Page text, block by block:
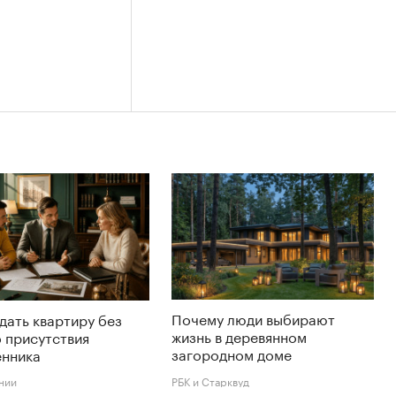
квартиру без
Почему люди выбирают
жизнь в деревянном
загородном доме
РБК и Старквуд